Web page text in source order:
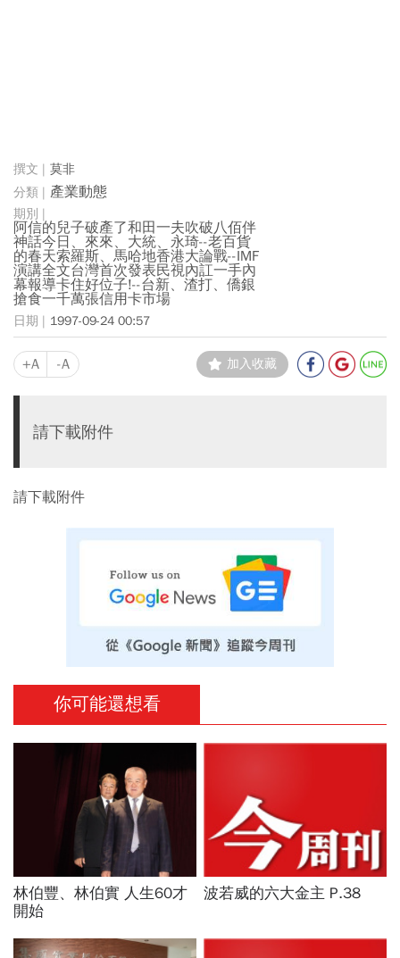
莫非
產業動態
阿信的兒子破產了和田一夫吹破八佰伴
神話今日、來來、大統、永琦--老百貨
的春天索羅斯、馬哈地香港大論戰--IMF
演講全文台灣首次發表民視內訌一手內
幕報導卡住好位子!--台新、渣打、僑銀
搶食一千萬張信用卡市場
1997-09-24 00:57
+A -A 加入收藏
請下載附件
請下載附件
你可能還想看
林伯豐、林伯實 人生60才
開始
波若威的六大金主 P.38